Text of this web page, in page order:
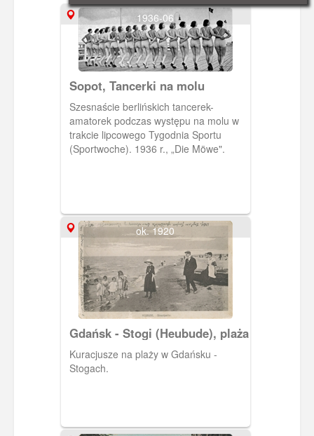
1936-06
Sopot, Tancerki na molu
Szesnaście berlińskich tancerek-
amatorek podczas występu na molu w
trakcie lipcowego Tygodnia Sportu
(Sportwoche). 1936 r., „Die Möwe".
ok. 1920
Gdańsk - Stogi (Heubude), plaża
Kuracjusze na plaży w Gdańsku -
Stogach.